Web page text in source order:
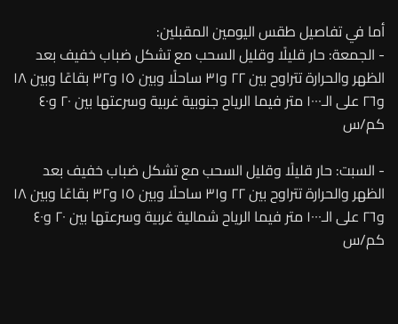
أما في تفاصيل طقس اليومين المقبلين:
- الجمعة: حار قليلًا وقليل السحب مع تشكل ضباب خفيف بعد
الظهر والحرارة تتراوح بين ٢٢ و٣١ ساحلًا وبين ١٥ و٣٢ بقاعًا وبين ١٨
و٢٦ على الـ١٠٠٠ متر فيما الرياح جنوبية غربية وسرعتها بين ٢٠ و٤٠
كم/س
- السبت: حار قليلًا وقليل السحب مع تشكل ضباب خفيف بعد
الظهر والحرارة تتراوح بين ٢٢ و٣١ ساحلًا وبين ١٥ و٣٢ بقاعًا وبين ١٨
و٢٦ على الـ١٠٠٠ متر فيما الرياح شمالية غربية وسرعتها بين ٢٠ و٤٠
كم/س